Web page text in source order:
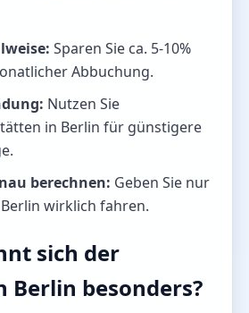
Sparen Sie ca. 5-10%
Abbuchung.
Nutzen Sie
in Berlin für günstigere
berechnen: Geben Sie nur
wirklich fahren.
sich der
Berlin besonders?